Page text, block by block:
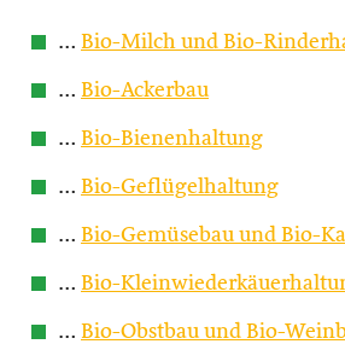
… Bio-Milch und Bio-
… Bio-Ackerbau
… Bio-Bienenhaltung
… Bio-Geflügelhaltung
… Bio-Gemüsebau und Bio-
… Bio-
… Bio-Obstbau und Bio-